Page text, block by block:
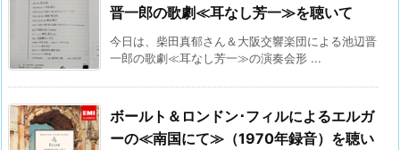
晋一郎の歌劇≪耳なし芳一≫を聴いて
今日は、柴田真郁さん＆大阪交響楽団による池辺晋
一郎の歌劇≪耳なし芳一≫の演奏会形 ...
ボールト＆ロンドン･フィルによるエルガ
ーの≪南国にて≫（1970年録音）を聴い